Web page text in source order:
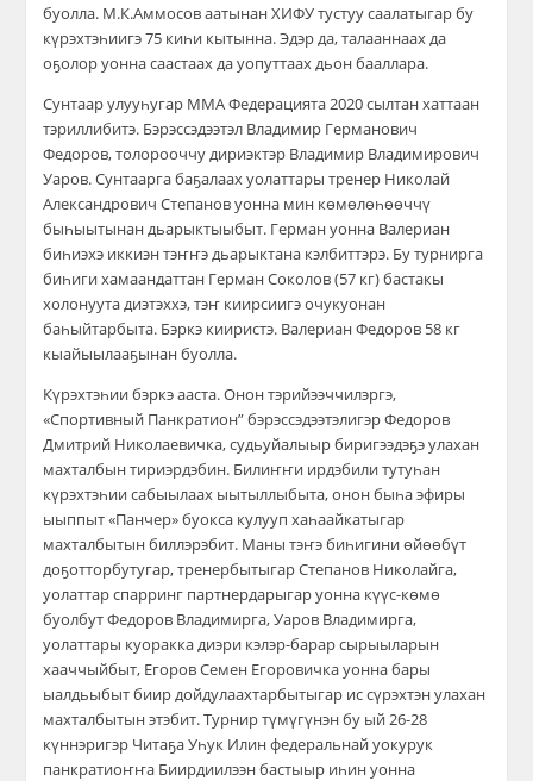
буолла. М.К.Аммосов аатынан ХИФУ тустуу саалатыгар бу
күрэхтэһиигэ 75 киһи кытынна. Эдэр да, талааннаах да
оҕолор уонна саастаах да уопуттаах дьон бааллара.
Сунтаар улууһугар ММА Федерацията 2020 сылтан хаттаан
тэриллибитэ. Бэрэссэдээтэл Владимир Германович
Федоров, толорооччу дириэктэр Владимир Владимирович
Уаров. Сунтаарга баҕалаах уолаттары тренер Николай
Александрович Степанов уонна мин көмөлөһөөччү
быһыытынан дьарыктыыбыт. Герман уонна Валериан
биһиэхэ иккиэн тэҥҥэ дьарыктана кэлбиттэрэ. Бу турнирга
биһиги хамаандаттан Герман Соколов (57 кг) бастакы
холонуута диэтэххэ, тэҥ киирсиигэ очукуонан
баһыйтарбыта. Бэркэ кииристэ. Валериан Федоров 58 кг
кыайыылааҕынан буолла.
Күрэхтэһии бэркэ ааста. Онон тэрийээччилэргэ,
«Спортивный Панкратион” бэрэссэдээтэлигэр Федоров
Дмитрий Николаевичка, судьуйалыыр биригээдэҕэ улахан
махталбын тириэрдэбин. Билиҥҥи ирдэбили тутуһан
күрэхтэһии сабыылаах ыытыллыбыта, онон быһа эфиры
ыыппыт «Панчер» буокса кулууп хаһаайкатыгар
махталбытын биллэрэбит. Маны тэҥэ биһигини өйөөбүт
доҕотторбутугар, тренербытыгар Степанов Николайга,
уолаттар спарринг партнердарыгар уонна күүс-көмө
буолбут Федоров Владимирга, Уаров Владимирга,
уолаттары куоракка диэри кэлэр-барар сырыыларын
хааччыйбыт, Егоров Семен Егоровичка уонна бары
ыалдьыбыт биир дойдулаахтарбытыгар ис сүрэхтэн улахан
махталбытын этэбит. Турнир түмүгүнэн бу ый 26-28
күннэригэр Читаҕа Уһук Илин федеральнай уокурук
панкратиоҥҥа Биирдиилээн бастыыр иһин уонна